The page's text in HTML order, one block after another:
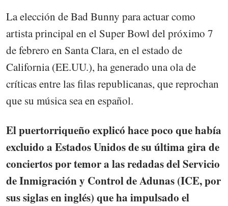
La elección de Bad Bunny para actuar como
artista principal en el Super Bowl del próximo 7
de febrero en Santa Clara, en el estado de
California (EE.UU.), ha generado una ola de
críticas entre las filas republicanas, que reprochan
que su música sea en español.
El puertorriqueño explicó hace poco que había
excluido a Estados Unidos de su última gira de
conciertos por temor a las redadas del Servicio
de Inmigración y Control de Adunas (ICE, por
sus siglas en inglés) que ha impulsado el